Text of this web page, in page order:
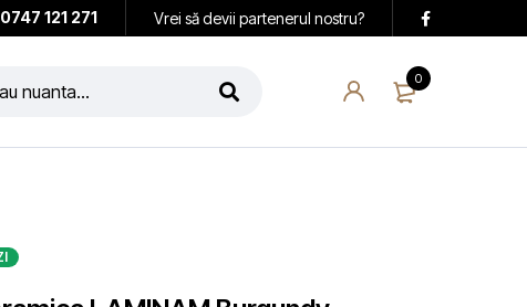
Vrei să devii partenerul nostru?
0747 121 271
0